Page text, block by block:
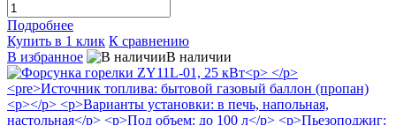
Подробнее
Купить в 1 клик К сравнению
В избранное
В наличии